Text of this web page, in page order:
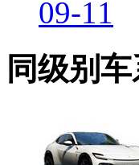
09-11
同级别